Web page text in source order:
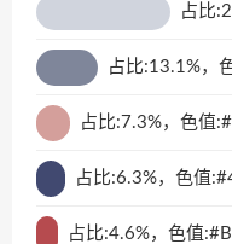
占比
占比:13.1%，
占比:7.3%，色值
占比:6.3%，色值
占比:4.6%，色值